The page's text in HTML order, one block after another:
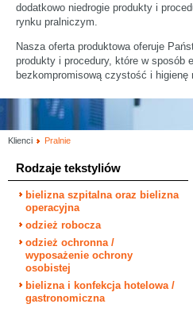
dodatkowo niedrogie produkty i
rynku pralniczym.
Nasza oferta produktowa oferuje
produkty i procedury, które w sposób
bezkompromisową czystość i
Klienci Pralnie
Rodzaje tekstyliów
bielizna szpitalna oraz bielizna
operacyjna
odzież robocza
odzież ochronna /
wyposażenie ochrony
osobistej
bielizna i konfekcja hotelowa /
gastronomiczna